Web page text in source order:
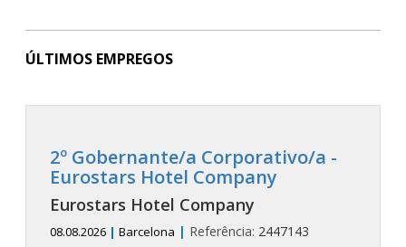
ÚLTIMOS EMPREGOS
2º Gobernante/a Corporativo/a -
Eurostars Hotel Company
Eurostars Hotel Company
08.08.2026 | Barcelona | Referência: 2447143